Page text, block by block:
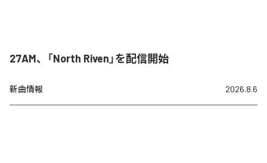
27AM、「North Riven」を配信開始
新曲情報 2026.8.6